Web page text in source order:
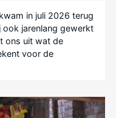
in juli 2026 terug
ook jarenlang gewerkt
ons uit wat de
voor de